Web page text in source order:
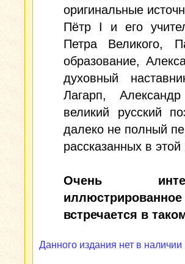
оригинальные
Пётр I и его
Петра Великого,
образование,
духовный
Лагарп,
великий русский
далеко не полный
рассказанных в этой
Очень
встречается в
Данного издания нет в наличии